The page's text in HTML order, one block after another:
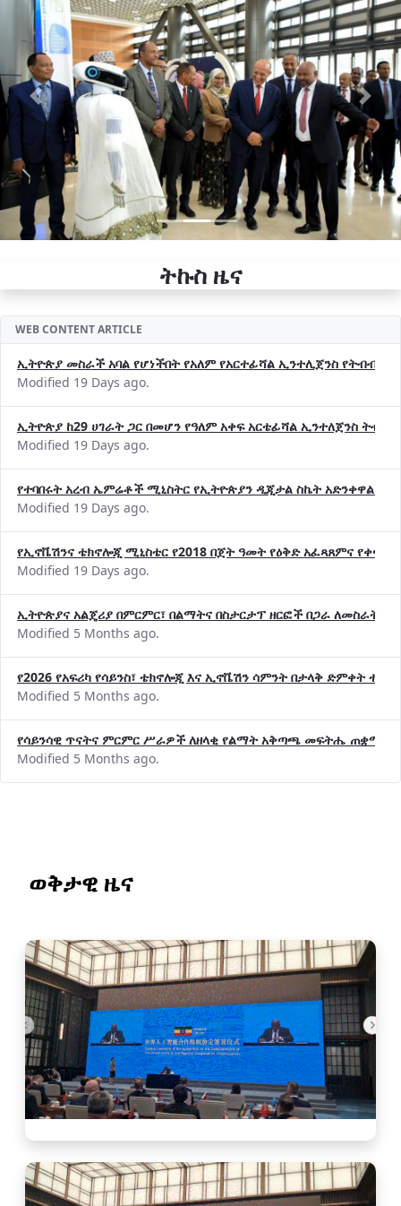
Previous Next
ትኩስ ዜና
WEB CONTENT ARTICLE
ኢትዮጵያ መስራች አባል የሆነችበት የአለም የአርተፊሻል ኢንተሊጀንስ የትብብር
Modified 19 Days ago.
ኢትዮጵያ ከ29 ሀገራት ጋር በመሆን የዓለም አቀፍ አርቴፊሻል ኢንተለጀንስ
Modified 19 Days ago.
የተባበሩት አረብ ኤምሬቶች ሚኒስትር የኢትዮጵያን ዲጂታል ስኬት አድንቀዋል
Modified 19 Days ago.
የኢኖቬሽንና ቴክኖሎጂ ሚኒስቴር የ2018 በጀት ዓመት የዕቅድ አፈጻጸምና
Modified 19 Days ago.
ኢትዮጵያና አልጄሪያ በምርምር፣ በልማትና በስታርታፕ ዘርፎች በጋራ ለመስራት
Modified 5 Months ago.
የ2026 የአፍሪካ የሳይንስ፣ ቴክኖሎጂ እና ኢኖቬሽን ሳምንት በታላቅ ድምቀት
Modified 5 Months ago.
የሳይንሳዊ ጥናትና ምርምር ሥራዎች ለዘላቂ የልማት አቅጣጫ መፍትሔ ጠቋሚ
Modified 5 Months ago.
ወቅታዊ ዜና